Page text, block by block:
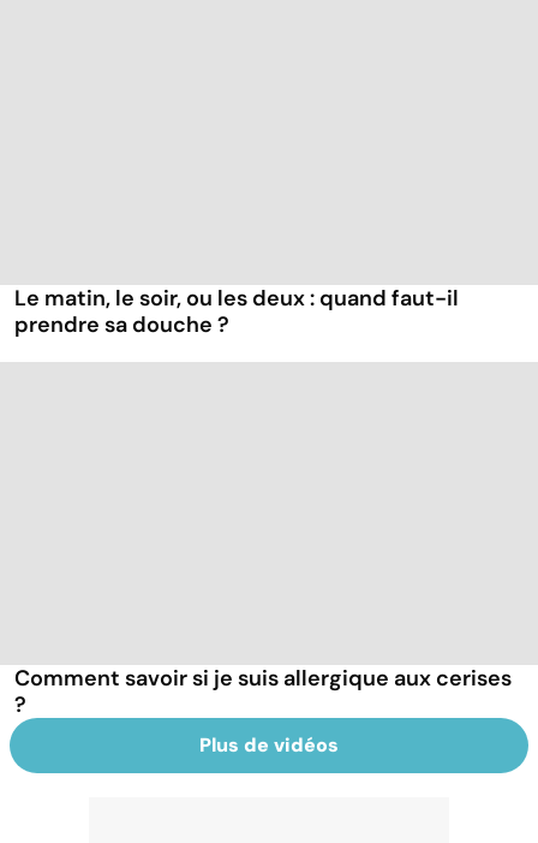
Le matin, le soir, ou les deux : quand faut-il
prendre sa douche ?
Comment savoir si je suis allergique aux cerises
?
Plus de vidéos